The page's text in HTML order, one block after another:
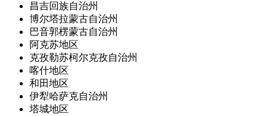
昌吉回族自治州
博尔塔拉蒙古自治州
巴音郭楞蒙古自治州
阿克苏地区
克孜勒苏柯尔克孜自治州
喀什地区
和田地区
伊犁哈萨克自治州
塔城地区